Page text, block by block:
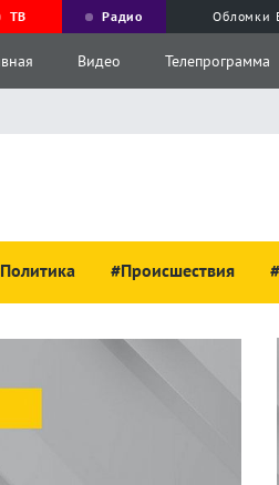
ТВ Радио Обломки
Видео Телепрограмма
#Происшествия